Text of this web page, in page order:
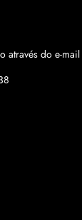
através do e-